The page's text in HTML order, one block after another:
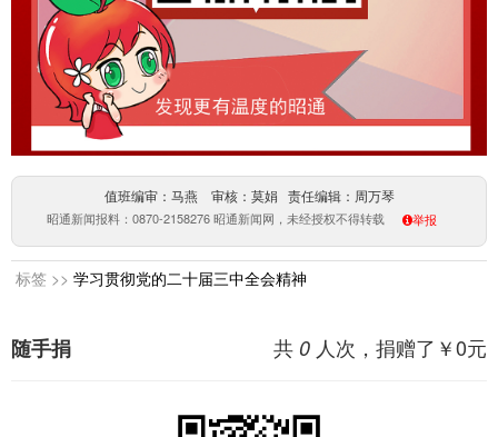
值班编审：马燕 审核：莫娟 责任编辑：周万琴
昭通新闻报料：0870-2158276 昭通新闻网，未经授权不得转载 举报
标签 >> 学习贯彻党的二十届三中全会精神
共 0 人次，捐赠了￥0元
随手捐